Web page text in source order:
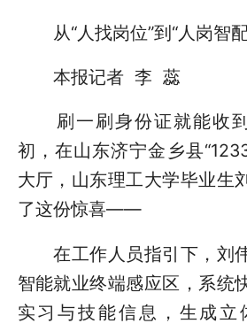
从“人找岗位”到“人岗智
本报记者 李 蕊
刷一刷身份证就能收到
初，在山东济宁金乡县
大厅，山东理工大学毕业生
了这份惊喜——
在工作人员指引下，刘
智能就业终端感应区，系统
实习与技能信息，生成立